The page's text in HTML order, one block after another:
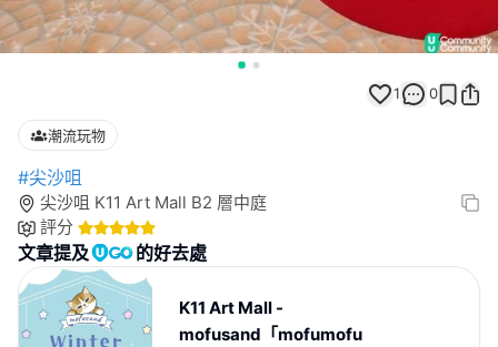
1 0
潮流玩物
#尖沙咀
尖沙咀 K11 Art Mall B2 層中庭
評分
文章提及 的好去處
K11 Art Mall -
mofusand「mofumofu